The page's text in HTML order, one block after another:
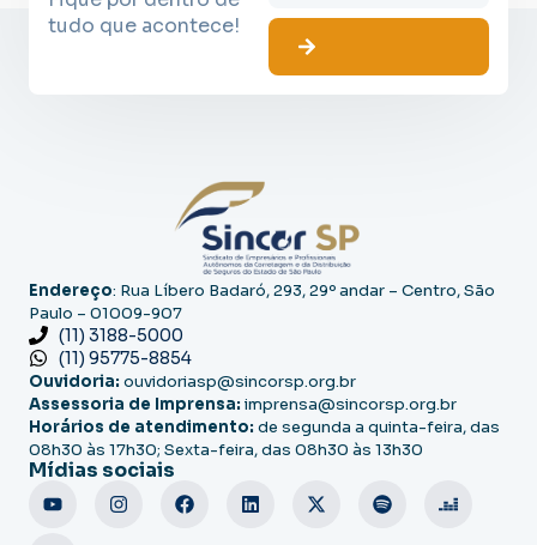
tudo que acontece!
Endereço: Rua Líbero Badaró, 293, 29º andar – Centro, São
Paulo – 01009-907
(11) 3188-5000
(11) 95775-8854
Ouvidoria: ouvidoriasp@sincorsp.org.br
Assessoria de Imprensa: imprensa@sincorsp.org.br
Horários de atendimento: de segunda a quinta-feira, das
08h30 às 17h30; Sexta-feira, das 08h30 às 13h30
Mídias sociais